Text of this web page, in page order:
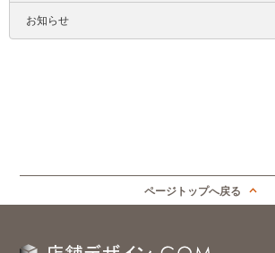
お知らせ
ページトップへ戻る